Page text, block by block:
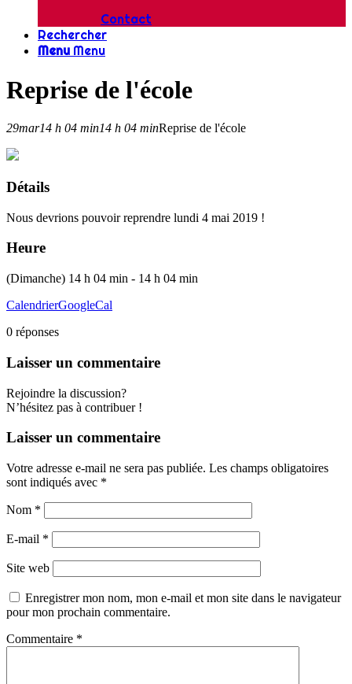
Contact
Rechercher
Menu Menu
Reprise de l'école
29mar14 h 04 min14 h 04 minReprise de l'école
Détails
Nous devrions pouvoir reprendre lundi 4 mai 2019 !
Heure
(Dimanche) 14 h 04 min - 14 h 04 min
CalendrierGoogleCal
0 réponses
Laisser un commentaire
Rejoindre la discussion?
N’hésitez pas à contribuer !
Laisser un commentaire
Votre adresse e-mail ne sera pas publiée. Les champs obligatoires
sont indiqués avec *
Nom *
E-mail *
Site web
Enregistrer mon nom, mon e-mail et mon site dans le navigateur
pour mon prochain commentaire.
Commentaire *